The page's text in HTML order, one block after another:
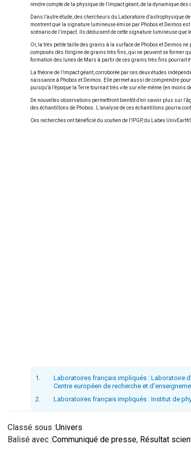
rendre compte de la physique de l’impact géant, de la dynamique
Dans l’autre étude, des chercheurs du Laboratoire
montrent que la signature lumineuse émise par Phobos et Deimos
scénario de l’impact. Ils déduisent de cette signature lumineuse
Or, la très petite taille des grains à la surface de Phobos et Deimos
composés dès l’origine de grains très fins, qui ne peuvent se former
formation des lunes de Mars à partir de ces grains très fins pourrait
La théorie de l’impact géant, corroborée par ces deux études
naissance à Phobos et Deimos. Elle permet aussi de comprendre
puisqu’à l’époque la Terre tournait très vite sur elle-même (en
De nouvelles observations permettront bientôt d’en savoir plus sur
des échantillons de Phobos. L’analyse de ces échantillons pourra
Ces recherches ont bénéficié du soutien de l’IPGP, du Labex
1.
Laboratoires français impliqués : Laboratoire
Centre européen de recherche et
2.
Laboratoires français impliqués : Institut de
Classé sous :Univers
Balisé avec :Communiqué de presse, Résultat